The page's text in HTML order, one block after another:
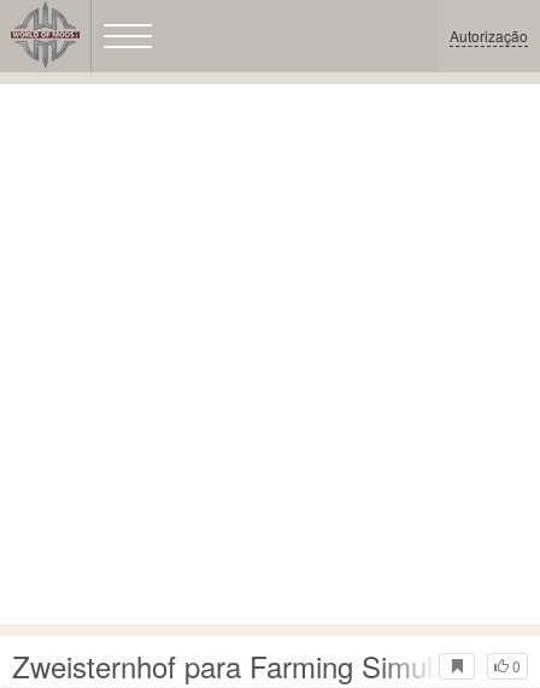
Autorização
0
Zweisternhof para Farming Simulator